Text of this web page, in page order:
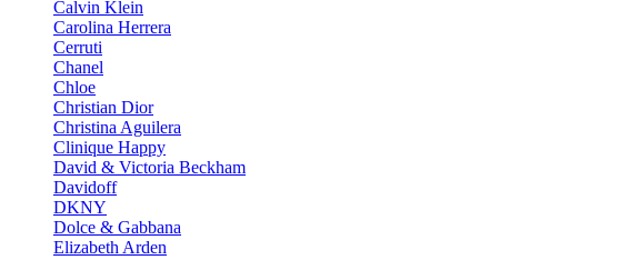
Calvin Klein
Carolina Herrera
Cerruti
Chanel
Chloe
Christian Dior
Christina Aguilera
Clinique Happy
David & Victoria Beckham
Davidoff
DKNY
Dolce & Gabbana
Elizabeth Arden